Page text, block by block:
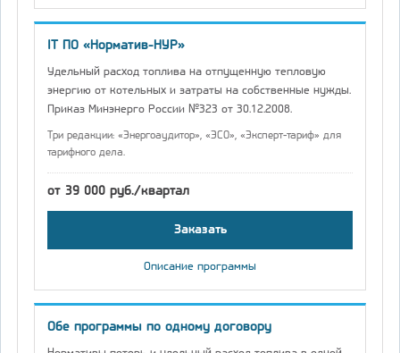
IT ПО «Норматив-НУР»
Удельный расход топлива на отпущенную тепловую
энергию от котельных и затраты на собственные нужды.
Приказ Минэнерго России №323 от 30.12.2008.
Три редакции: «Энергоаудитор», «ЭСО», «Эксперт-тариф» для
тарифного дела.
от 39 000 руб./квартал
Заказать
Описание программы
Обе программы по одному договору